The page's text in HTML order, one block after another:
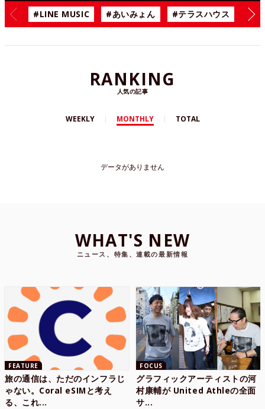
#LINE MUSIC #あいみょん #テラスハウス #
RANKING
人気の記事
WEEKLY MONTHLY TOTAL
データがありません
WHAT'S NEW
ニュース、特集、連載の最新情報
FEATURE
旅の通信は、ただのインフラじ
ゃない。Coral eSIMと考え
る、これ...
FOCUS
グラフィックアーティストの河
村康輔が United Athleの全面
サ...